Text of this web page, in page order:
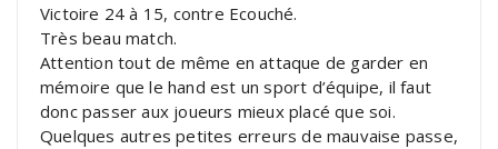
Victoire 24 à 15, contre Ecouché.
Très beau match.
Attention tout de même en attaque de garder en
mémoire que le hand est un sport d’équipe, il faut
donc passer aux joueurs mieux placé que soi.
Quelques autres petites erreurs de mauvaise passe,